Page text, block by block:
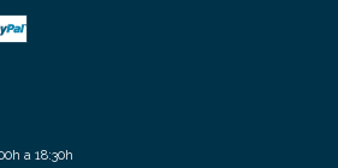
a 18:30h